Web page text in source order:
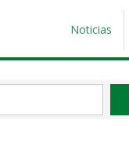
Noticias